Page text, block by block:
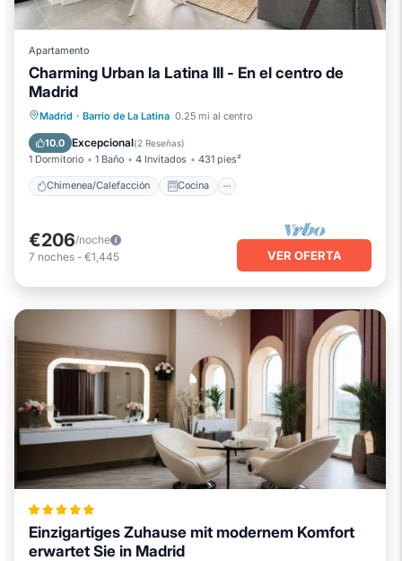
Apartamento
Charming Urban la Latina III - En el centro de
Madrid
Madrid · Barrio de La Latina 0.25 mi al centro
10.0 Excepcional(2 Reseñas)
1 Dormitorio 1 Baño 4 Invitados 431 pies²
Chimenea/Calefacción Cocina
Chimenea/Calefacción
Cocina
Aire acondicionado
€206/noche
7 noches - €1,445 VER OFERTA
Einzigartiges Zuhause mit modernem Komfort
erwartet Sie in Madrid